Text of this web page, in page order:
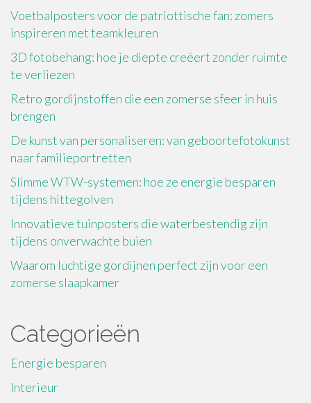
Voetbalposters voor de patriottische fan: zomers
inspireren met teamkleuren
3D fotobehang: hoe je diepte creëert zonder ruimte
te verliezen
Retro gordijnstoffen die een zomerse sfeer in huis
brengen
De kunst van personaliseren: van geboortefotokunst
naar familieportretten
Slimme WTW-systemen: hoe ze energie besparen
tijdens hittegolven
Innovatieve tuinposters die waterbestendig zijn
tijdens onverwachte buien
Waarom luchtige gordijnen perfect zijn voor een
zomerse slaapkamer
Categorieën
Energie besparen
Interieur